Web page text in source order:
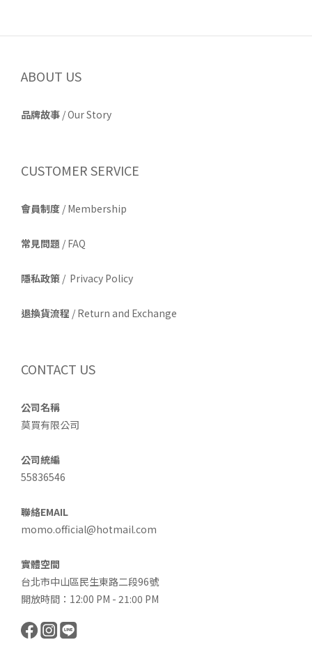
ABOUT US
品牌故事 /Our Story
CUSTOMER SERVICE
會員制度 / Membership
常見問題 / FAQ
隱私政策 / Privacy Policy
退換貨流程 / Return and Exchange
CONTACT US
公司名稱
莫買有限公司
公司統編
55836546
聯絡EMAIL
momo.official@hotmail.com
實體空間
台北市中山區民生東路二段96號
開放時間：12:00 PM - 21:00 PM